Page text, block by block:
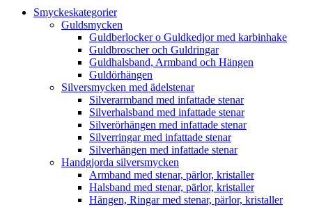
Smyckeskategorier
Guldsmycken
Guldberlocker o Guldkedjor med karbinhake
Guldbroscher och Guldringar
Guldhalsband, Armband och Hängen
Guldörhängen
Silversmycken med ädelstenar
Silverarmband med infattade stenar
Silverhalsband med infattade stenar
Silverörhängen med infattade stenar
Silverringar med infattade stenar
Silverhängen med infattade stenar
Handgjorda silversmycken
Armband med stenar, pärlor, kristaller
Halsband med stenar, pärlor, kristaller
Hängen, Ringar med stenar, pärlor, kristaller